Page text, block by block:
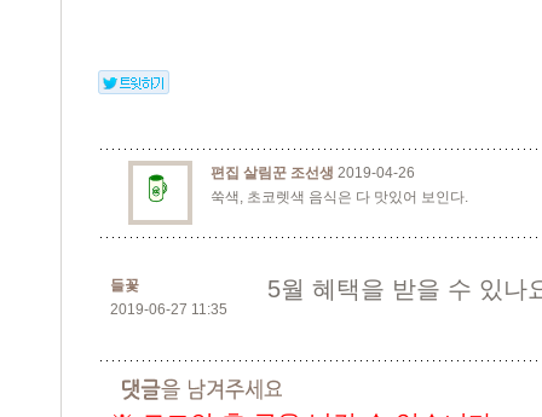
편집 살림꾼 조선생 2019-04-26
쑥색, 초코렛색 음식은 다 맛있어 보인다.
들꽃
2019-06-27 11:35
5월 혜택을 받을 수 있나